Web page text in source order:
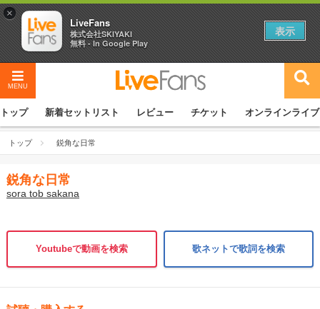
MENU
トップ 新着セットリスト レビュー チケット オンラインライブ
トップ 鋭角な日常
鋭角な日常
sora tob sakana
Youtubeで動画を検索 歌ネットで歌詞を検索
×
LiveFans
株式会社SKIYAKI
無料 - In Google Play
表示